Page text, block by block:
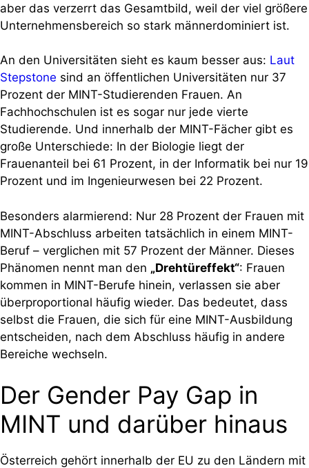
aber das verzerrt das Gesamtbild, weil der viel größere
Unternehmensbereich so stark männerdominiert ist.
An den Universitäten sieht es kaum besser aus: Laut
Stepstone sind an öffentlichen Universitäten nur 37
Prozent der MINT-Studierenden Frauen. An
Fachhochschulen ist es sogar nur jede vierte
Studierende. Und innerhalb der MINT-Fächer gibt es
große Unterschiede: In der Biologie liegt der
Frauenanteil bei 61 Prozent, in der Informatik bei nur 19
Prozent und im Ingenieurwesen bei 22 Prozent.
Besonders alarmierend: Nur 28 Prozent der Frauen mit
MINT-Abschluss arbeiten tatsächlich in einem MINT-
Beruf – verglichen mit 57 Prozent der Männer. Dieses
Phänomen nennt man den „Drehtüreffekt“: Frauen
kommen in MINT-Berufe hinein, verlassen sie aber
überproportional häufig wieder. Das bedeutet, dass
selbst die Frauen, die sich für eine MINT-Ausbildung
entscheiden, nach dem Abschluss häufig in andere
Bereiche wechseln.
Der Gender Pay Gap in
MINT und darüber hinaus
Österreich gehört innerhalb der EU zu den Ländern mit